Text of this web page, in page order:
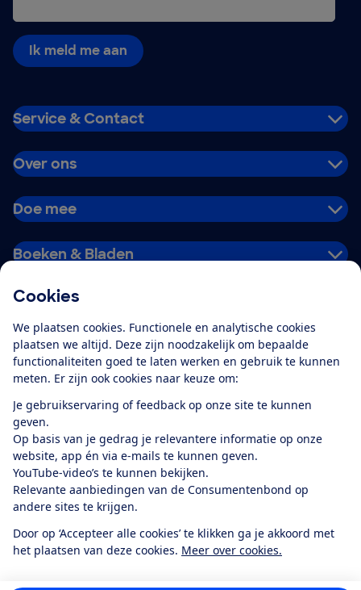
Cookies
We plaatsen cookies. Functionele en analytische cookies
plaatsen we altijd. Deze zijn noodzakelijk om bepaalde
functionaliteiten goed te laten werken en gebruik te kunnen
meten. Er zijn ook cookies naar keuze om:
Je gebruikservaring of feedback op onze site te kunnen
geven.
Op basis van je gedrag je relevantere informatie op onze
website, app én via e-mails te kunnen geven.
YouTube-video’s te kunnen bekijken.
Relevante aanbiedingen van de Consumentenbond op
andere sites te krijgen.
Door op ‘Accepteer alle cookies’ te klikken ga je akkoord met
het plaatsen van deze cookies. Meer over cookies.
Ik meld me aan
Service & Contact
Over ons
Doe mee
Boeken & Bladen
Alles over de
app
Algemene Voorwaarden
Privacyverklaring
Cookiebeleid
Privacyvoorkeuren
Toegankelijkheid
RSS-feed nieuws
Facebook
TwitterInstagram
YoutubeLinkedIn
12.901consumentenbeoordelen de Consumentenbondmet gemiddeld